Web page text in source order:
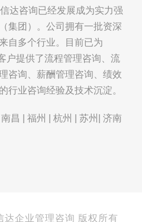
达咨询已经发展成为实力强
集团）。公司拥有一批资深
自多个行业。目前已为
户提供了流程管理咨询、流
咨询、薪酬管理咨询、绩效
行业咨询经验及技术沉淀。
昌 | 福州 | 杭州 | 苏州| 济南
达企业管理咨询 版权所有